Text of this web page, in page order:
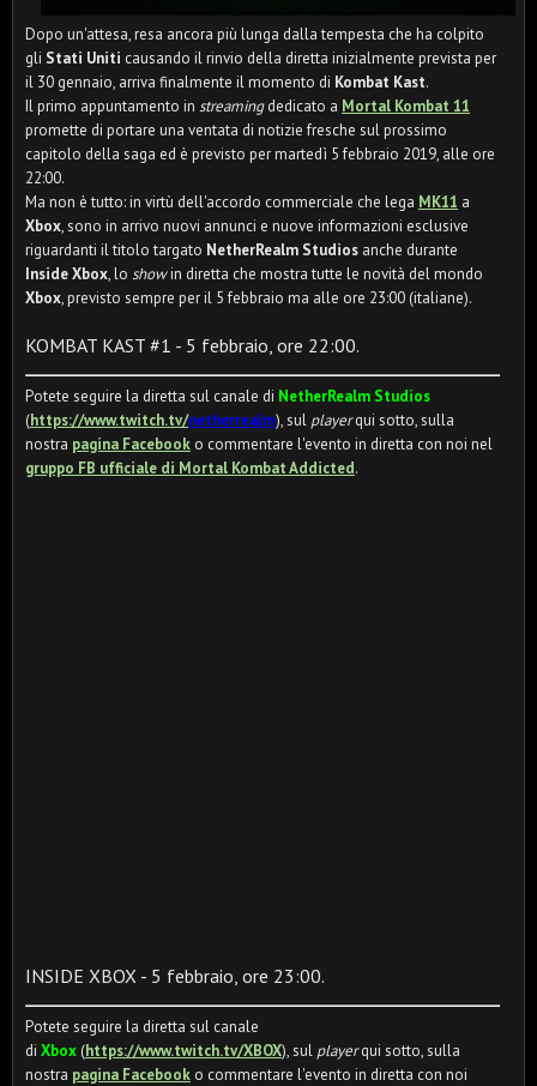
Dopo un'attesa, resa ancora più lunga dalla tempesta che ha colpito
gli Stati Uniti causando il rinvio della diretta inizialmente prevista per
il 30 gennaio, arriva finalmente il momento di Kombat Kast.
Il primo appuntamento in streamingdedicato a Mortal Kombat 11
promette di portare una ventata di notizie fresche sul prossimo
capitolo della saga ed è previsto per martedì 5 febbraio 2019, alle ore
22:00.
Ma non è tutto: in virtù dell'accordo commerciale che lega MK11 a
Xbox, sono in arrivo nuovi annunci e nuove informazioni esclusive
riguardanti il titolo targato NetherRealm Studios anche durante
Inside Xbox, lo showin diretta che mostra tutte le novità del mondo
Xbox, previsto sempre per il 5 febbraio ma alle ore 23:00 (italiane).
KOMBAT KAST #1 - 5 febbraio, ore 22:00.
Potete seguire la diretta sul canale di NetherRealm Studios
(https://www.twitch.tv/netherrealm), sul playerqui sotto, sulla
nostra pagina Facebook o commentare l'evento in diretta con noi nel
gruppo FB ufficiale di Mortal Kombat Addicted.
INSIDE XBOX - 5 febbraio, ore 23:00.
Potete seguire la diretta sul canale
di Xbox (https://www.twitch.tv/XBOX), sul playerqui sotto, sulla
nostra pagina Facebook o commentare l'evento in diretta con noi